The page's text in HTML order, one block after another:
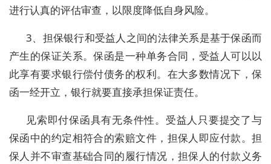
进行认真的评估审查，以限度降低自身风险。
3、担保银行和受益人之间的法律关系是基于保函而
产生的保证关系。保函是一种单务合同，受益人可以以
此享有要求银行偿付债务的权利。在大多数情况下，保
函一经开立，银行就要直接承担保证责任。
见索即付保函具有无条件性。受益人只要提交了与
保函中的约定相符合的索赔文件，担保人即应付款。担
保人并不审查基础合同的履行情况，担保人的付款义务